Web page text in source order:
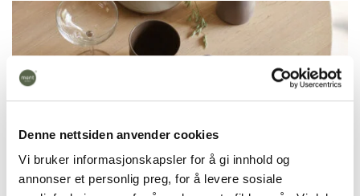
Denne nettsiden anvender cookies
Vi bruker informasjonskapsler for å gi innhold og
annonser et personlig preg, for å levere sosiale